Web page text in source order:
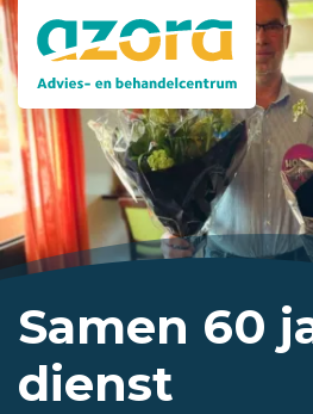
Samen 60
dienst